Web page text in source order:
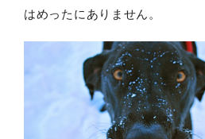
はめったにありません。